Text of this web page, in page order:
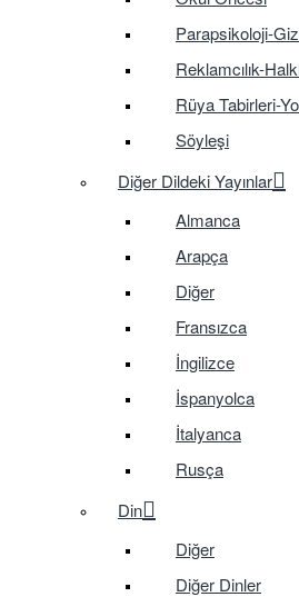
Parapsikoloji-
Reklamcılık-
Rüya Tabirleri-
Söyleşi
Diğer Dildeki Yayınlar
Almanca
Arapça
Diğer
Fransızca
İngilizce
İspanyolca
İtalyanca
Rusça
Din
Diğer
Diğer Dinler